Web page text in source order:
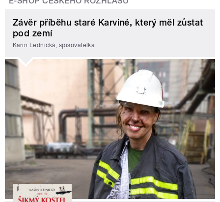
Závěr příběhu staré Karviné, který měl zůstat
pod zemí
Karin Lednická, spisovatelka